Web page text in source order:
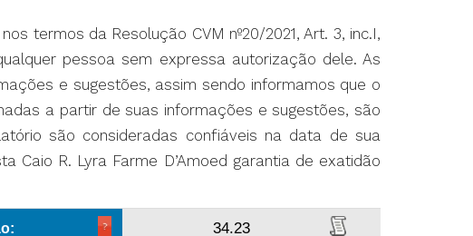
termos da Resolução CVM nº20/2021, Art. 3, inc.I,
pessoa sem expressa autorização dele. As
e sugestões, assim sendo informamos que o
a partir de suas informações e sugestões, são
são consideradas confiáveis na data de sua
R. Lyra Farme D’Amoed garantia de exatidão
34.23